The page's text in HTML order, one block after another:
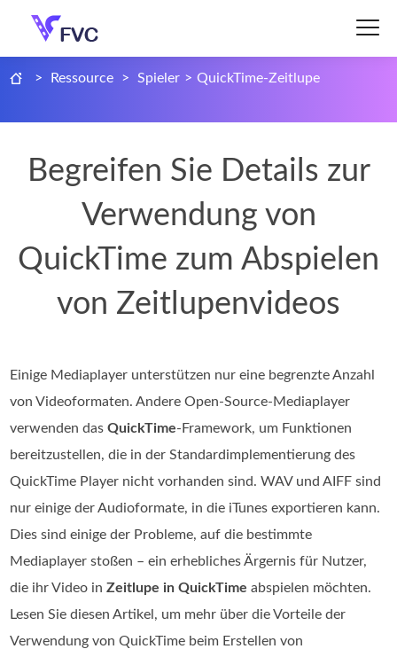
> Ressource > Spieler > QuickTime-Zeitlupe
Begreifen Sie Details zur
Verwendung von
QuickTime zum Abspielen
von Zeitlupenvideos
Einige Mediaplayer unterstützen nur eine begrenzte Anzahl
von Videoformaten. Andere Open-Source-Mediaplayer
verwenden dasQuickTime-Framework, um Funktionen
bereitzustellen, die in der Standardimplementierung des
QuickTime Player nicht vorhanden sind. WAV und AIFF sind
nur einige der Audioformate, in die iTunes exportieren kann.
Dies sind einige der Probleme, auf die bestimmte
Mediaplayer stoßen – ein erhebliches Ärgernis für Nutzer,
die ihr Video inZeitlupe in QuickTime abspielen möchten.
Lesen Sie diesen Artikel, um mehr über die Vorteile der
Verwendung von QuickTime beim Erstellen von